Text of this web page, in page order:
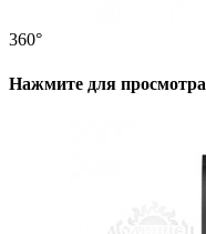
360°
Нажмите для просмотра